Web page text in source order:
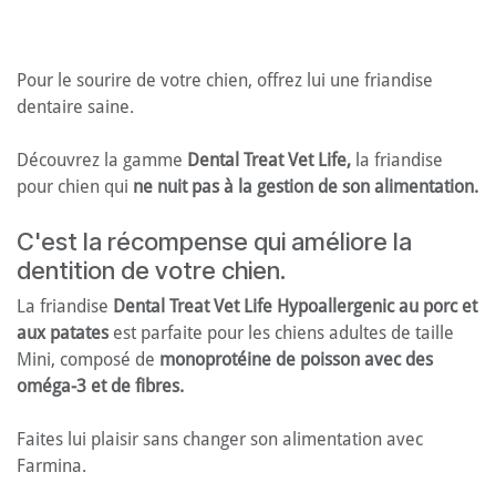
Pour le sourire de votre chien, offrez lui une friandise
dentaire saine.
Découvrez la gamme Dental Treat Vet Life, la friandise
pour chien qui ne nuit pas à la gestion de son alimentation.
C'est la récompense qui améliore la
dentition de votre chien.
La friandise Dental Treat Vet Life Hypoallergenic au porc et
aux patates est parfaite pour les chiens adultes de taille
Mini, composé de monoprotéine de poisson avec des
oméga-3 et de fibres.
Faites lui plaisir sans changer son alimentation avec
Farmina.